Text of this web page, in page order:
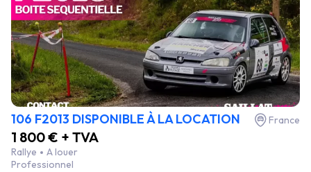
106 F2013 DISPONIBLE À LA LOCATION France
1 800 € + TVA
Rallye
A louer
Professionnel